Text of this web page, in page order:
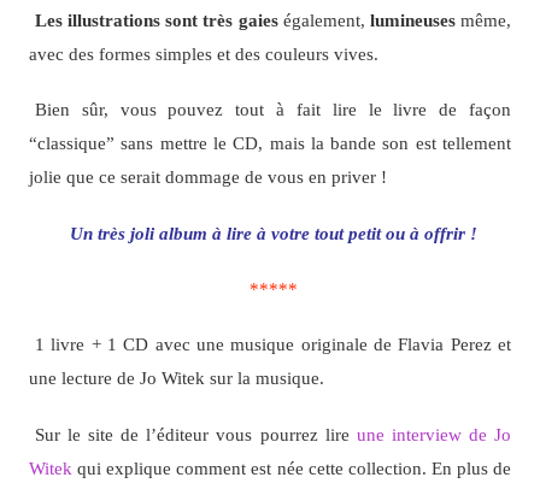
Les illustrations sont très gaieségalement, lumineusesmême,
avec des formes simples et des couleurs vives.
Bien sûr, vous pouvez tout à fait lire le livre de façon
“classique” sans mettre le CD, mais la bande son est tellement
jolie que ce serait dommage de vous en priver !
Un très joli album à lire à votre tout petit ou à offrir !
*****
1 livre + 1CD avec une musique originale de Flavia Perez et
une lecture de Jo Witek sur la musique.
Sur le site de l’éditeur vous pourrez lire une interview de Jo
Witek qui explique comment est née cette collection. En plus de